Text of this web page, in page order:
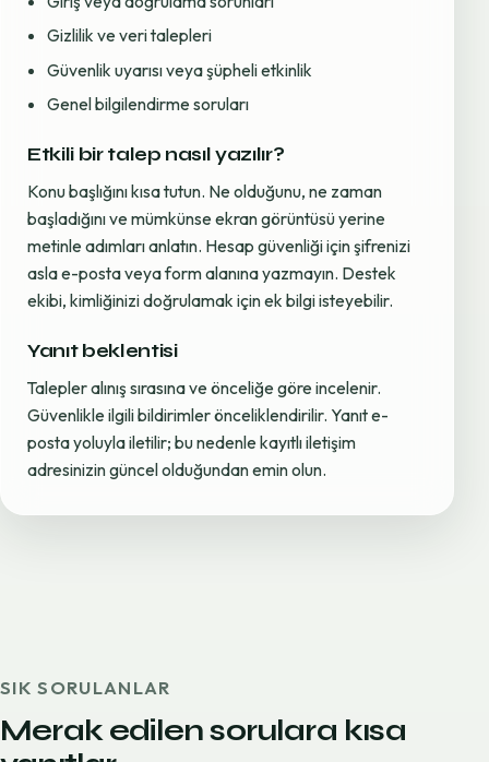
Gizlilik ve veri talepleri
Güvenlik uyarısı veya şüpheli etkinlik
Genel bilgilendirme soruları
Etkili bir talep nasıl yazılır?
Konu başlığını kısa tutun. Ne olduğunu, ne zaman
başladığını ve mümkünse ekran görüntüsü yerine
metinle adımları anlatın. Hesap güvenliği için şifrenizi
asla e-posta veya form alanına yazmayın. Destek
ekibi, kimliğinizi doğrulamak için ek bilgi isteyebilir.
Yanıt beklentisi
Talepler alınış sırasına ve önceliğe göre incelenir.
Güvenlikle ilgili bildirimler önceliklendirilir. Yanıt e-
posta yoluyla iletilir; bu nedenle kayıtlı iletişim
adresinizin güncel olduğundan emin olun.
SIK SORULANLAR
Merak edilen sorulara kısa